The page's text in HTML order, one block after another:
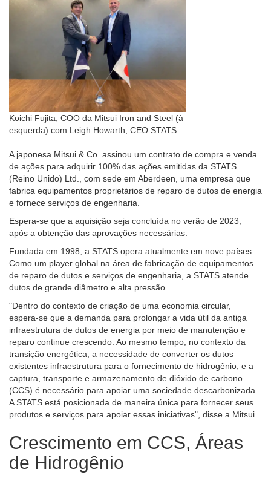
Koichi Fujita, COO da Mitsui Iron and Steel (à
esquerda) com Leigh Howarth, CEO STATS
A japonesa Mitsui & Co. assinou um contrato de compra e venda
de ações para adquirir 100% das ações emitidas da STATS
(Reino Unido) Ltd., com sede em Aberdeen, uma empresa que
fabrica equipamentos proprietários de reparo de dutos de energia
e fornece serviços de engenharia.
Espera-se que a aquisição seja concluída no verão de 2023,
após a obtenção das aprovações necessárias.
Fundada em 1998, a STATS opera atualmente em nove países.
Como um player global na área de fabricação de equipamentos
de reparo de dutos e serviços de engenharia, a STATS atende
dutos de grande diâmetro e alta pressão.
"Dentro do contexto de criação de uma economia circular,
espera-se que a demanda para prolongar a vida útil da antiga
infraestrutura de dutos de energia por meio de manutenção e
reparo continue crescendo. Ao mesmo tempo, no contexto da
transição energética, a necessidade de converter os dutos
existentes infraestrutura para o fornecimento de hidrogênio, e a
captura, transporte e armazenamento de dióxido de carbono
(CCS) é necessário para apoiar uma sociedade descarbonizada.
A STATS está posicionada de maneira única para fornecer seus
produtos e serviços para apoiar essas iniciativas", disse a Mitsui.
Crescimento em CCS, Áreas
de Hidrogênio